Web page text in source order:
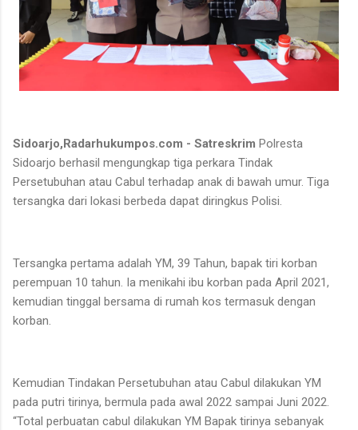
Sidoarjo,Radarhukumpos.com - Satreskrim Polresta
Sidoarjo berhasil mengungkap tiga perkara Tindak
Persetubuhan atau Cabul terhadap anak di bawah umur. Tiga
tersangka dari lokasi berbeda dapat diringkus Polisi.
Tersangka pertama adalah YM, 39 Tahun, bapak tiri korban
perempuan 10 tahun. Ia menikahi ibu korban pada April 2021,
kemudian tinggal bersama di rumah kos termasuk dengan
korban.
Kemudian Tindakan Persetubuhan atau Cabul dilakukan YM
pada putri tirinya, bermula pada awal 2022 sampai Juni 2022.
“Total perbuatan cabul dilakukan YM Bapak tirinya sebanyak